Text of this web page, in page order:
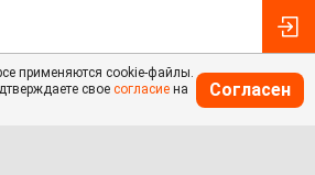
применяются cookie-файлы.
свое согласие на
Согласен